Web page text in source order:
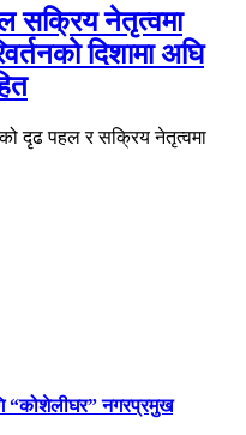
सक्रिय नेतृत्वमा
दिशामा अघि
दृढ पहल र सक्रिय नेतृत्वमा
“कोशेलीघर” नगरप्रमुख